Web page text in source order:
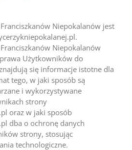
Niepokalanów jest
Niepokalanów
Użytkowników do
się informacje istotne dla
tego, w jaki sposób są
i wykorzystywane
strony
oraz w jaki sposób
dba o ochronę danych
strony, stosując
technologiczne.